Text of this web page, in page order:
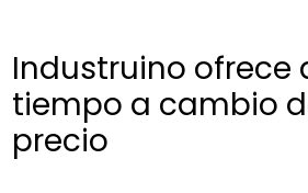
Industruino ofrece
tiempo a cambio
precio